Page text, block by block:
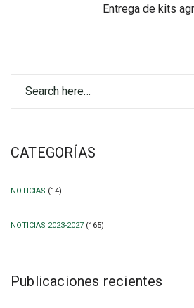
Entrega de kits
CATEGORÍAS
NOTICIAS (14)
NOTICIAS 2023-2027 (165)
Publicaciones recientes